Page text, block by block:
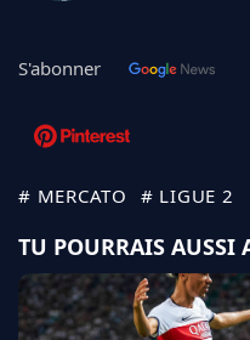
S'abonner
# MERCATO # LIGUE 2
TU POURRAIS AUSSI